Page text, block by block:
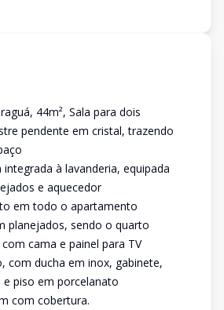
44m², Sala para dois
pendente em cristal, trazendo
à lavanderia, equipada
e aquecedor
em todo o apartamento
planejados, sendo o quarto
cama e painel para TV
com ducha em inox, gabinete,
piso em porcelanato
com cobertura.